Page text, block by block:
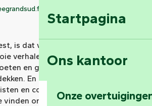
Startpagina
Ons kantoor
Onze
is dat waarschijnlijk omdat je
verhalen vertellen, inspirerende
en gedenkwaardige plaatsen
En dat doe ik ook!
en content creators de beste
vinden om te vertellen over de